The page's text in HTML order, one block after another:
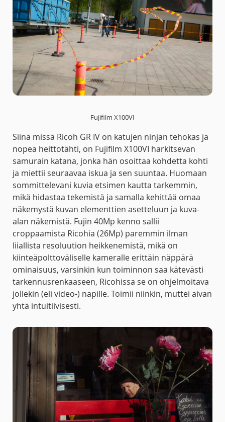
Fujifilm X100VI
Siinä missä Ricoh GR IV on katujen ninjan tehokas ja
nopea heittotähti, on Fujifilm X100VI harkitsevan
samurain katana, jonka hän osoittaa kohdetta kohti
ja miettii seuraavaa iskua ja sen suuntaa. Huomaan
sommittelevani kuvia etsimen kautta tarkemmin,
mikä hidastaa tekemistä ja samalla kehittää omaa
näkemystä kuvan elementtien asetteluun ja kuva-
alan näkemistä. Fujin 40Mp kenno sallii
croppaamista Ricohia (26Mp) paremmin ilman
liiallista resoluution heikkenemistä, mikä on
kiinteäpolttoväliselle kameralle erittäin näppärä
ominaisuus, varsinkin kun toiminnon saa kätevästi
tarkennusrenkaaseen, Ricohissa se on ohjelmoitava
jollekin (eli video-) napille. Toimii niinkin, muttei aivan
yhtä intuitiivisesti.